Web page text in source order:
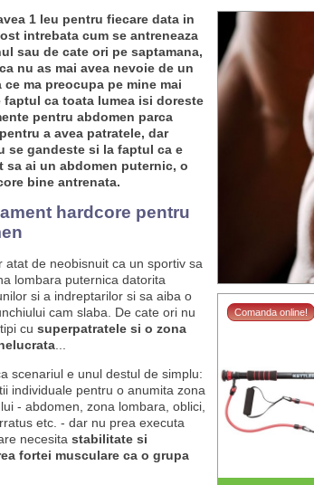
Comanda online!
1 leu pentru fiecare data in
intrebata cum se antreneaza
sau de cate ori pe saptamana,
nu as mai avea nevoie de un
ce ma preocupa pe mine mai
faptul ca toata lumea isi doreste
pentru abdomen parca
a avea patratele, dar
se gandeste si la faptul ca e
sa ai un abdomen puternic, o
bine antrenata.
hardcore pentru
atat de neobisnuit ca un sportiv sa
lombara puternica datorita
si a indreptarilor si sa aiba o
cam slaba. De cate ori nu
cu superpatratele si o zona
...
scenariul e unul destul de simplu:
individuale pentru o anumita zona
- abdomen, zona lombara, oblici,
etc. - dar nu prea executa
necesita stabilitate si
fortei musculare ca o grupa